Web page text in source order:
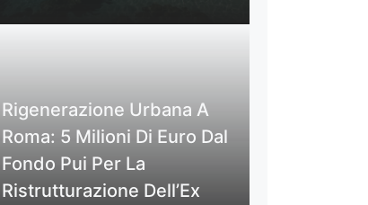
Rigenerazione Urbana A
Roma: 5 Milioni Di Euro Dal
Fondo Pui Per La
Ristrutturazione Dell’Ex